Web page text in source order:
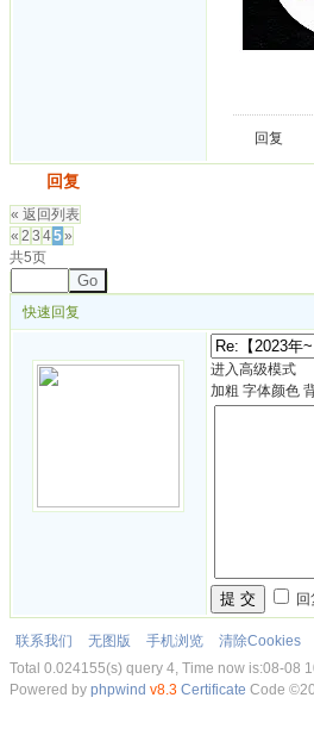
回复
回复
« 返回列表
« 2 3 45»
共5页
Go
快速回复
进入高级模式
加粗 字体颜色
提 交 回
联系我们 无图版 手机浏览 清除Cookies
Total 0.024155(s) query 4, Time now is:08-08
Powered by phpwind v8.3 Certificate Code